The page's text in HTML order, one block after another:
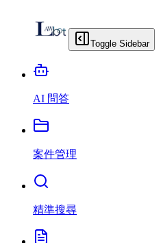
Toggle Sidebar
AI 問答
案件管理
精準搜尋